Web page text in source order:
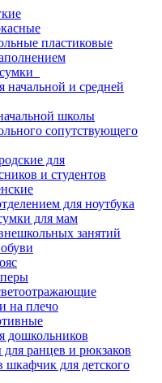
пластиковые
начальной и средней
школы
сопутствующего
для
и студентов
для ноутбука
для мам
занятий
на плечо
дошкольников
для ранцев и рюкзаков
для детского